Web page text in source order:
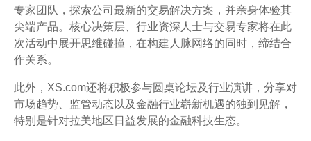
专家团队，探索公司最新的交易解决方案，并亲身体验其
尖端产品。核心决策层、行业资深人士与交易专家将在此
次活动中展开思维碰撞，在构建人脉网络的同时，缔结合
作关系。
此外，XS.com还将积极参与圆桌论坛及行业演讲，分享对
市场趋势、监管动态以及金融行业崭新机遇的独到见解，
特别是针对拉美地区日益发展的金融科技生态。